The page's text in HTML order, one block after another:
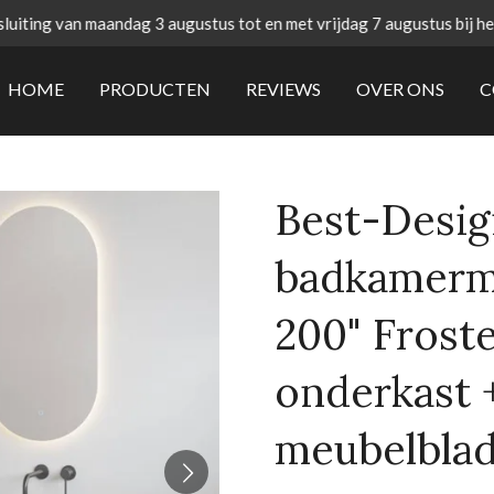
van maandag 3 augustus tot en met vrijdag 7 augustus bij
HOME PRODUCTEN REVIEWS OVER ONS
Best-
200"
onderkast